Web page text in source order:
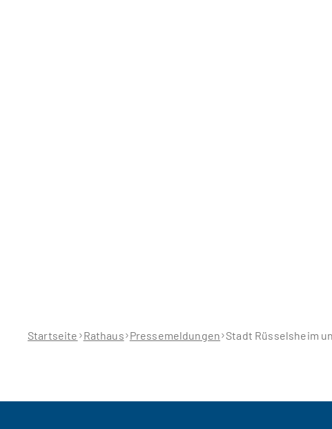
hier:Startseite Rathaus Pressemeldungen Stadt Rüsselsheim